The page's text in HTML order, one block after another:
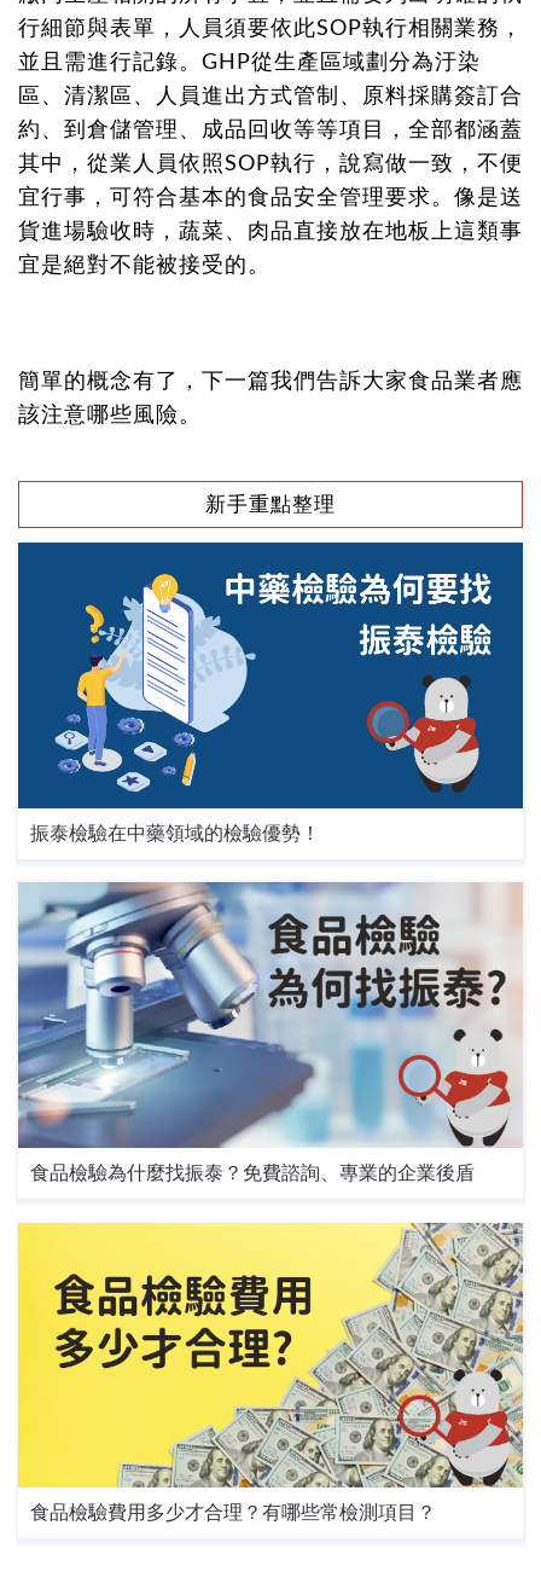
行細節與表單，人員須要依此SOP執行相關業務，
並且需進行記錄。GHP從生產區域劃分為汙染
區、清潔區、人員進出方式管制、原料採購簽訂合
約、到倉儲管理、成品回收等等項目，全部都涵蓋
其中，從業人員依照SOP執行，說寫做一致，不便
宜行事，可符合基本的食品安全管理要求。像是送
貨進場驗收時，蔬菜、肉品直接放在地板上這類事
宜是絕對不能被接受的。
簡單的概念有了，下一篇我們告訴大家食品業者應
該注意哪些風險。
新手重點整理
振泰檢驗在中藥領域的檢驗優勢！
食品檢驗為什麼找振泰？免費諮詢、專業的企業後盾
食品檢驗費用多少才合理？有哪些常檢測項目？